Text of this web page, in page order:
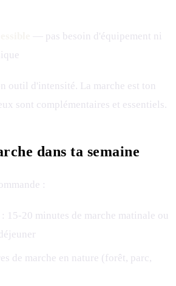
— pas besoin d'équipement ni
outil d'intensité. La marche est ton
sont complémentaires et essentiels.
dans ta semaine
:
: 15-20 minutes de marche matinale ou
de marche en nature (forêt, parc,